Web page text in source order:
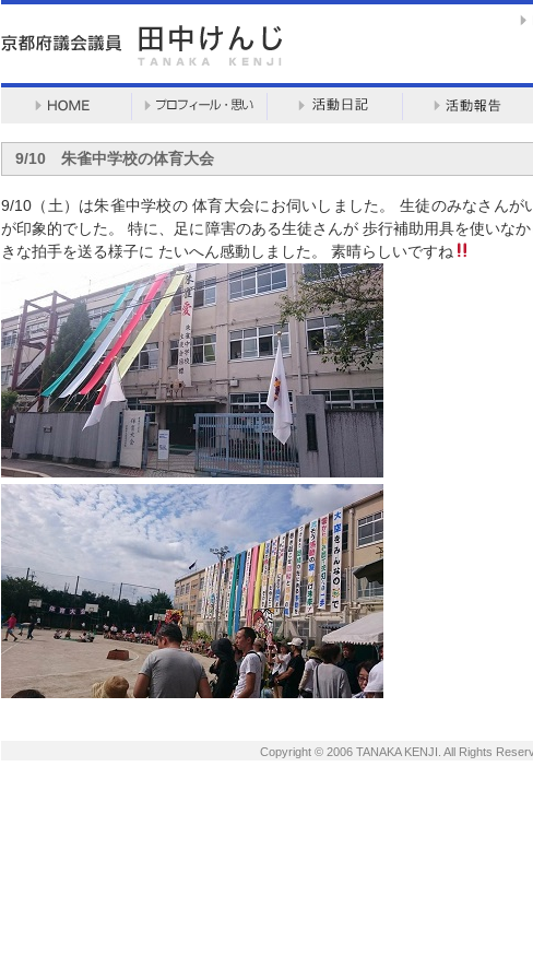
9/10 朱雀中学校の体育大会
9/10（土）は朱雀中学校の 体育大会にお伺いしました。 生徒のみなさん
が印象的でした。 特に、足に障害のある生徒さんが 歩行補助用具を使いな
きな拍手を送る様子に たいへん感動しました。 素晴らしいですね
Copyright © 2006 TANAKA KENJI. All Rights